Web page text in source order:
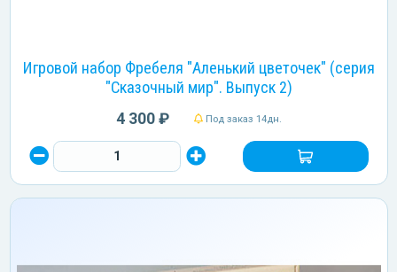
Игровой набор Фребеля "Аленький цветочек" (серия
"Сказочный мир". Выпуск 2)
4 300 ₽ Под заказ 14дн.